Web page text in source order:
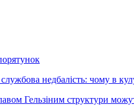
недбалість: чому в
Гельзіним структури